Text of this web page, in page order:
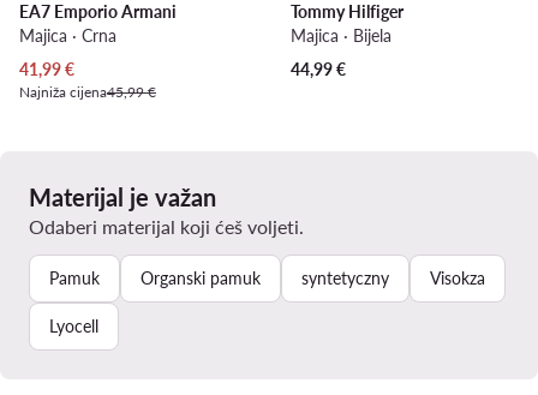
EA7 Emporio Armani
Majica · Crna
Trenutna cijena
41,99€
Najniža cijena45,99 €
Tommy Hilfiger
Majica · Bijela
44,99€
Materijal je važan
Odaberi materijal koji ćeš voljeti.
Pamuk Organski pamuk syntetyczny Visokza
Lyocell